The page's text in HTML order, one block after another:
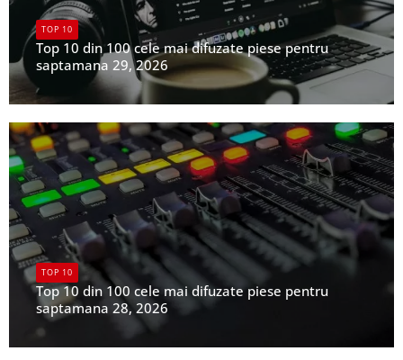
TOP 10
Top 10 din 100 cele mai difuzate piese pentru
saptamana 29, 2026
TOP 10
Top 10 din 100 cele mai difuzate piese pentru
saptamana 28, 2026